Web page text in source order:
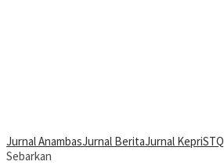
Jurnal AnambasJurnal BeritaJurnal KepriSTQ
Sebarkan